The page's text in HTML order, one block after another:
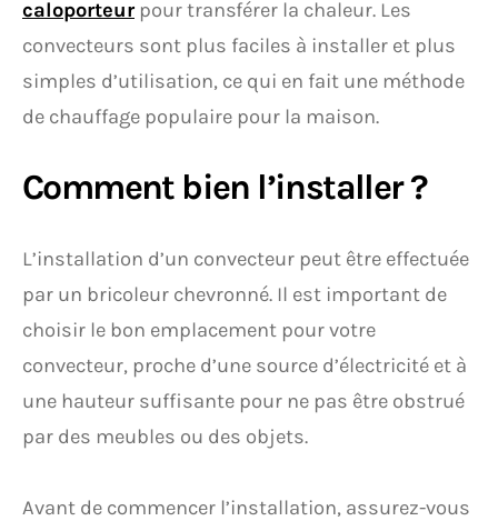
caloporteur pour transférer la chaleur. Les
convecteurs sont plus faciles à installer et plus
simples d’utilisation, ce qui en fait une méthode
de chauffage populaire pour la maison.
Comment bien l’installer ?
L’installation d’un convecteur peut être effectuée
par un bricoleur chevronné. Il est important de
choisir le bon emplacement pour votre
convecteur, proche d’une source d’électricité et à
une hauteur suffisante pour ne pas être obstrué
par des meubles ou des objets.
Avant de commencer l’installation, assurez-vous